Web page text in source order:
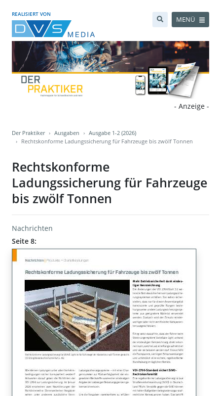
REALISIERT VON
MENÜ
- Anzeige -
Der Praktiker Ausgaben
Ausgabe 1-2 (2026)
Rechtskonforme Ladungssicherung für Fahrzeuge bis zwölf Tonnen
Rechtskonforme
Ladungssicherung für Fahrzeuge
bis zwölf Tonnen
Nachrichten
Seite 8: